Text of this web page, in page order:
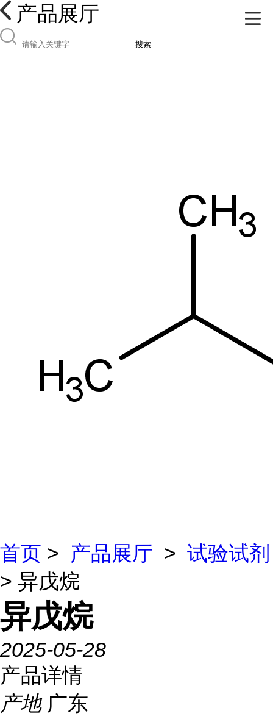
产品展厅
搜索
首页 > 产品展厅 > 试验试剂
> 异戊烷
异戊烷
2025-05-28
产品详情
产地 广东